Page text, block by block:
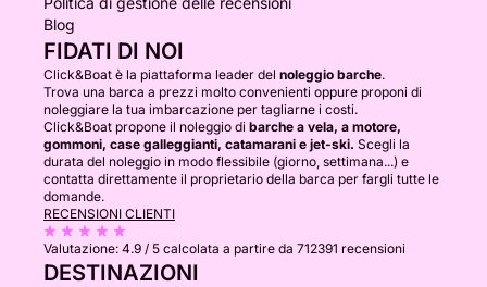
Blog
FIDATI DI NOI
Click&Boat è la piattaforma leader del noleggio barche.
Trova una barca a prezzi molto convenienti oppure proponi di
noleggiare la tua imbarcazione per tagliarne i costi.
Click&Boat propone il noleggio di barche a vela, a motore,
gommoni, case galleggianti, catamarani e jet-ski. Scegli la
durata del noleggio in modo flessibile (giorno, settimana...) e
contatta direttamente il proprietario della barca per fargli tutte le
domande.
RECENSIONI CLIENTI
Valutazione: 4.9 / 5 calcolata a partire da 712391 recensioni
DESTINAZIONI